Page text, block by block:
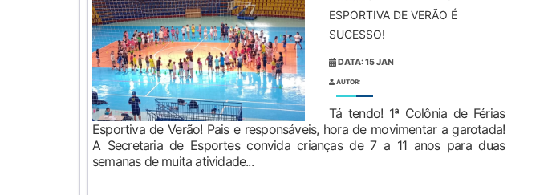
ESPORTIVA DE VERÃO É
SUCESSO!
DATA: 15 JAN
AUTOR:
Tá tendo! 1ª Colônia de Férias
Esportiva de Verão! Pais e responsáveis, hora de movimentar a garotada!
A Secretaria de Esportes convida crianças de 7 a 11 anos para duas
semanas de muita atividade...